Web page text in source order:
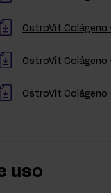
OstroVit Colágeno
OstroVit Colágeno
OstroVit Colágeno
uso